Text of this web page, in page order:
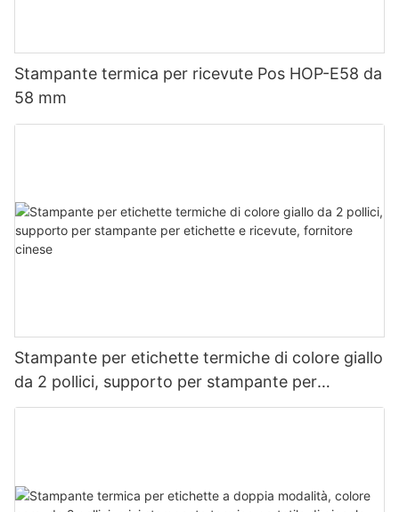
Stampante termica per ricevute Pos HOP-E58 da
58 mm
Stampante per etichette termiche di colore giallo
da 2 pollici, supporto per stampante per
etichette e ricevute, fornitore cinese